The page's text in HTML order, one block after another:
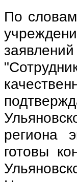
По
региона
готовы